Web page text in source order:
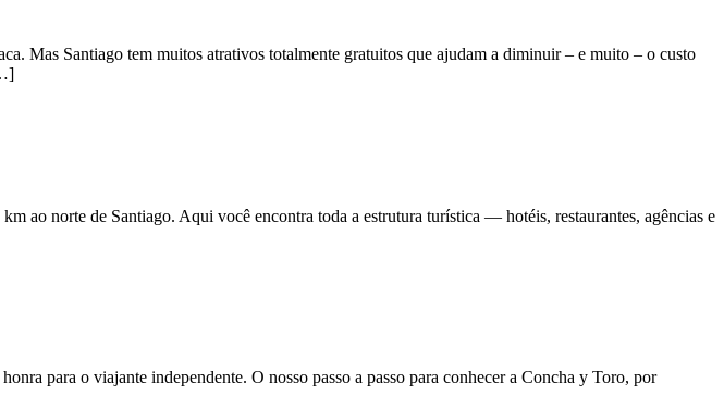
Mas Santiago tem muitos atrativos totalmente gratuitos que ajudam a diminuir – e muito – o custo
ao norte de Santiago. Aqui você encontra toda a estrutura turística — hotéis, restaurantes, agências e
para o viajante independente. O nosso passo a passo para conhecer a Concha y Toro, por